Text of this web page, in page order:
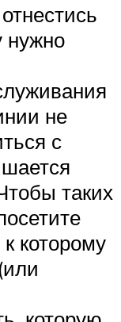
нужно
не
с
таких
которому